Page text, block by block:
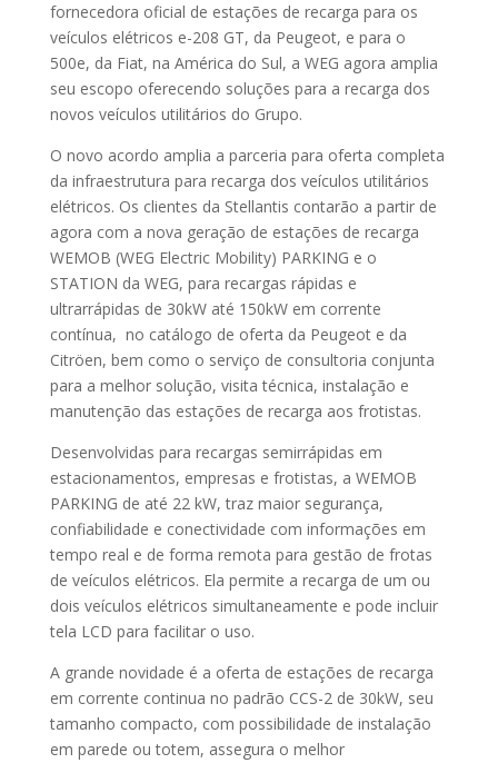
fornecedora oficial de estações de recarga para os
veículos elétricos e-208 GT, da Peugeot, e para o
500e, da Fiat, na América do Sul, a WEG agora amplia
seu escopo oferecendo soluções para a recarga dos
novos veículos utilitários do Grupo.
O novo acordo amplia a parceria para oferta completa
da infraestrutura para recarga dos veículos utilitários
elétricos. Os clientes da Stellantis contarão a partir de
agora com a nova geração de estações de recarga
WEMOB (WEG Electric Mobility) PARKING e o
STATION da WEG, para recargas rápidas e
ultrarrápidas de 30kW até 150kW em corrente
contínua, no catálogo de oferta da Peugeot e da
Citröen, bem como o serviço de consultoria conjunta
para a melhor solução, visita técnica, instalação e
manutenção das estações de recarga aos frotistas.
Desenvolvidas para recargas semirrápidas em
estacionamentos, empresas e frotistas, a WEMOB
PARKING de até 22 kW, traz maior segurança,
confiabilidade e conectividade com informações em
tempo real e de forma remota para gestão de frotas
de veículos elétricos. Ela permite a recarga de um ou
dois veículos elétricos simultaneamente e pode incluir
tela LCD para facilitar o uso.
A grande novidade é a oferta de estações de recarga
em corrente continua no padrão CCS-2 de 30kW, seu
tamanho compacto, com possibilidade de instalação
em parede ou totem, assegura o melhor